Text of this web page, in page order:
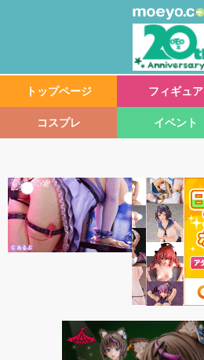
トップページ フィギュア
コスプレ イベント